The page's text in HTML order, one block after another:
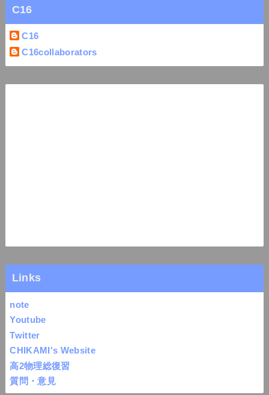
C16
C16
C16collaborators
Links
note
Youtube
Twitter
CHIKAMI's Website
高2物理総復習
質問・意見